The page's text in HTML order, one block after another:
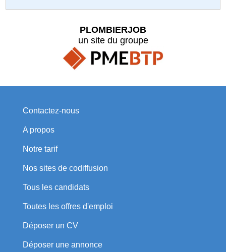
PLOMBIERJOB
un site du groupe
Contactez-nous
A propos
Notre tarif
Nos sites de codiffusion
Tous les candidats
Toutes les offres d'emploi
Déposer un CV
Déposer une annonce